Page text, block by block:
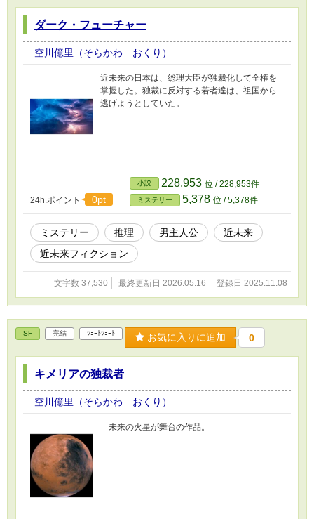
ダーク・フューチャー
空川億里（そらかわ おくり）
近未来の日本は、総理大臣が独裁化して全権を
掌握した。独裁に反対する若者達は、祖国から
逃げようとしていた。
24h.ポイント 0pt
小説 228,953 位 / 228,953件
ミステリー 5,378 位 / 5,378件
ミステリー 推理 男主人公
近未来
近未来フィクション
文字数 37,530 最終更新日 2026.05.16 登録日 2025.11.08
SF 完結 ｼｮｰﾄｼｮｰﾄ お気に入りに追加 0
キメリアの独裁者
空川億里（そらかわ おくり）
未来の火星が舞台の作品。